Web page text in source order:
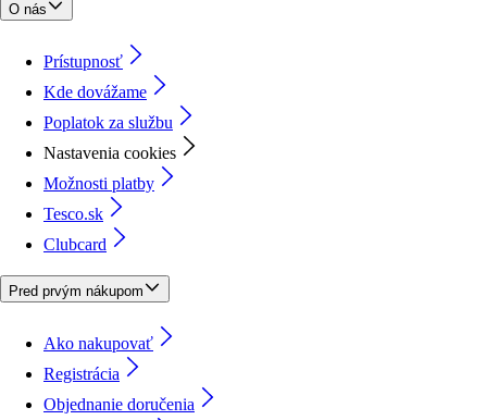
O nás
Prístupnosť
Kde dovážame
Poplatok za službu
Nastavenia cookies
Možnosti platby
Tesco.sk
Clubcard
Pred prvým nákupom
Ako nakupovať
Registrácia
Objednanie doručenia